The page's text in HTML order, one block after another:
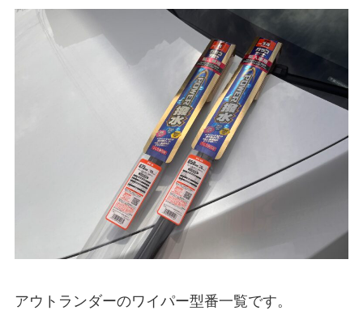
アウトランダーのワイパー型番一覧です。